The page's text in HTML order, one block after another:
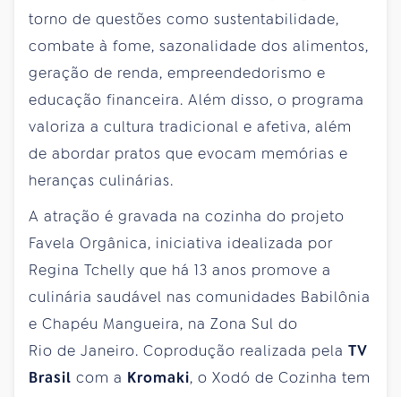
torno de questões como sustentabilidade,
combate à fome, sazonalidade dos alimentos,
geração de renda, empreendedorismo e
educação financeira. Além disso, o programa
valoriza a cultura tradicional e afetiva, além
de abordar pratos que evocam memórias e
heranças culinárias.
A atração é gravada na cozinha do projeto
Favela Orgânica, iniciativa idealizada por
Regina Tchelly que há 13 anos promove a
culinária saudável nas comunidades Babilônia
e Chapéu Mangueira, na Zona Sul do
Rio de Janeiro. Coprodução realizada pela TV
Brasil com a Kromaki, o Xodó de Cozinha tem